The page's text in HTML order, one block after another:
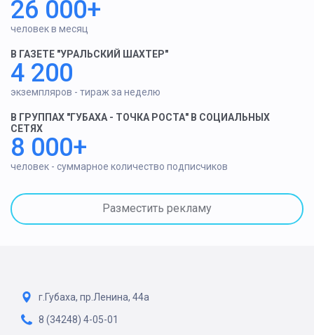
26 000+
человек в месяц
В ГАЗЕТЕ "УРАЛЬСКИЙ ШАХТЕР"
4 200
экземпляров - тираж за неделю
В ГРУППАХ "ГУБАХА - ТОЧКА РОСТА" В СОЦИАЛЬНЫХ
СЕТЯХ
8 000+
человек - суммарное количество подписчиков
Разместить рекламу
г.Губаха, пр.Ленина, 44а
8 (34248) 4-05-01